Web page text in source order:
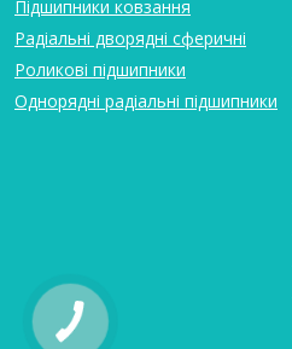
Підшипники ковзання
Радіальні дворядні сферичні
Роликові підшипники
Однорядні радіальні підшипники